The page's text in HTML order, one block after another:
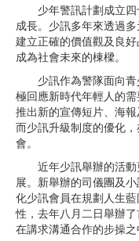
少年警訊計劃成立四
成長。少訊多年來透過
建立正確的價值觀及良
成為社會未來的棟樑。
少訊作為警隊面向青
極回應新時代年輕人的
推出新的宣傳短片、海報
而少訊升級制度的優化
會。
近年少訊舉辦的活動
展。新舉辦的司儀團及
化少訊會員在規劃人生
性，去年八月二日舉辦
在講求溝通合作的步操之